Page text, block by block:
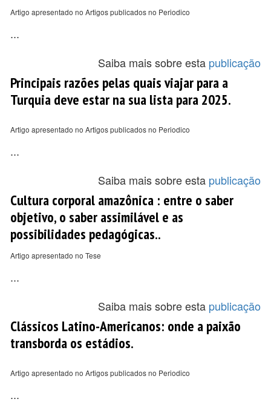
Artigo apresentado no Artigos publicados no Periodico
...
Saiba mais sobre esta publicação
Principais razões pelas quais viajar para a
Turquia deve estar na sua lista para 2025.
Artigo apresentado no Artigos publicados no Periodico
...
Saiba mais sobre esta publicação
Cultura corporal amazônica : entre o saber
objetivo, o saber assimilável e as
possibilidades pedagógicas..
Artigo apresentado no Tese
...
Saiba mais sobre esta publicação
Clássicos Latino-Americanos: onde a paixão
transborda os estádios.
Artigo apresentado no Artigos publicados no Periodico
...